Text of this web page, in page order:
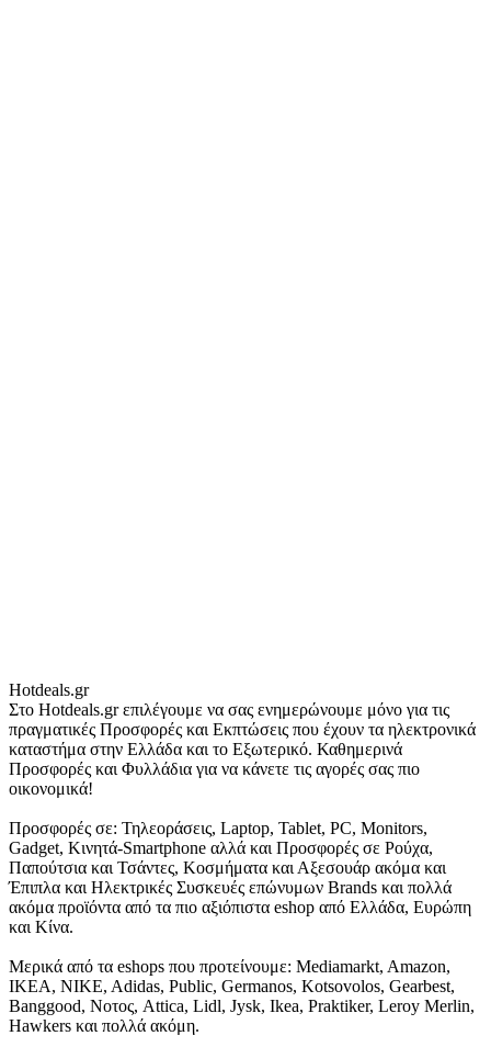
Hotdeals.gr
Στο Hotdeals.gr επιλέγουμε να σας ενημερώνουμε μόνο για τις
πραγματικές Προσφορές και Εκπτώσεις που έχουν τα ηλεκτρονικά
καταστήμα στην Ελλάδα και το Εξωτερικό. Καθημερινά
Προσφορές και Φυλλάδια για να κάνετε τις αγορές σας πιο
οικονομικά!
Προσφορές σε: Τηλεοράσεις, Laptop, Tablet, PC, Monitors,
Gadget, Κινητά-Smartphone αλλά και Προσφορές σε Ρούχα,
Παπούτσια και Τσάντες, Κοσμήματα και Αξεσουάρ ακόμα και
Έπιπλα και Ηλεκτρικές Συσκευές επώνυμων Brands και πολλά
ακόμα προϊόντα από τα πιο αξιόπιστα eshop από Ελλάδα, Ευρώπη
και Κίνα.
Μερικά από τα eshops που προτείνουμε: Mediamarkt, Amazon,
IKEA, NIKE, Adidas, Public, Germanos, Kotsovolos, Gearbest,
Banggood, Νοτος, Attica, Lidl, Jysk, Ikea, Praktiker, Leroy Merlin,
Hawkers και πολλά ακόμη.